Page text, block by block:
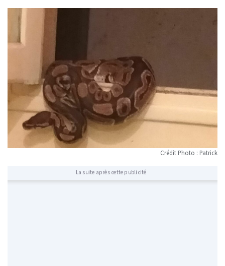
Crédit Photo : Patrick
La suite après cette publicité